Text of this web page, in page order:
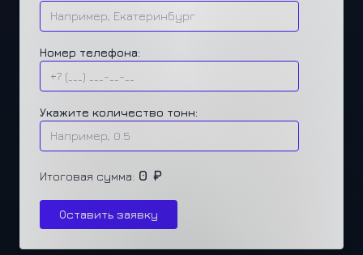
Номер телефона:
Укажите количество тонн:
Итоговая сумма: 0 ₽
Оставить заявку